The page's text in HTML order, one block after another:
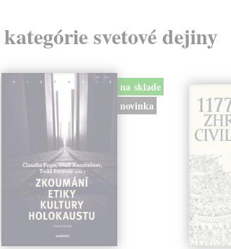
svetové dejiny
na sklade
novinka